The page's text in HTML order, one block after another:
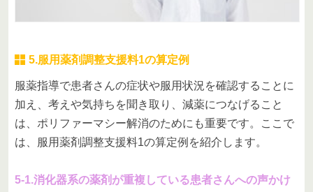
5.服用薬剤調整支援料1の算定例
服薬指導で患者さんの症状や服用状況を確認することに
加え、考えや気持ちを聞き取り、減薬につなげること
は、ポリファーマシー解消のためにも重要です。ここで
は、服用薬剤調整支援料1の算定例を紹介します。
5-1.消化器系の薬剤が重複している患者さんへの声かけ